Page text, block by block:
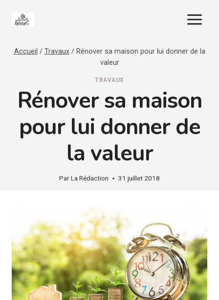
Accueil / Travaux / Rénover sa maison pour lui donner de la
valeur
TRAVAUX
Rénover sa maison
pour lui donner de
la valeur
ParLa Rédaction 31 juillet 2018